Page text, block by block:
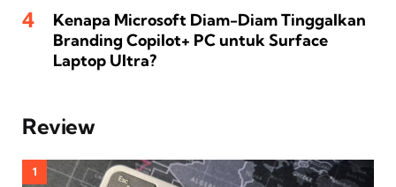
Kenapa Microsoft Diam-Diam Tinggalkan
Branding Copilot+ PC untuk Surface
Laptop Ultra?
Review